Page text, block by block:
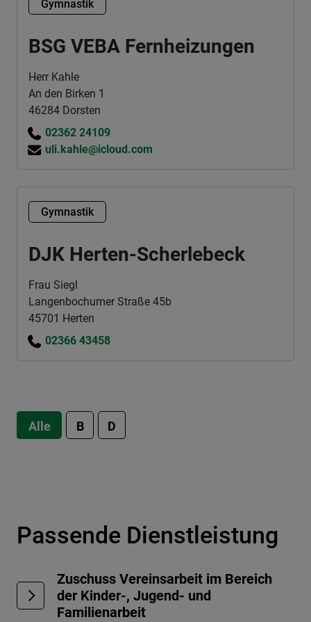
Gymnastik
BSG VEBA Fernheizungen
Herr Kahle
An den Birken 1
46284 Dorsten
02362 24109
uli.kahle@icloud.com
Gymnastik
DJK Herten-Scherlebeck
Frau Siegl
Langenbochumer Straße 45b
45701 Herten
02366 43458
Alle B D
Passende Dienstleistung
Zuschuss Vereinsarbeit im Bereich
der Kinder-, Jugend- und
Familienarbeit